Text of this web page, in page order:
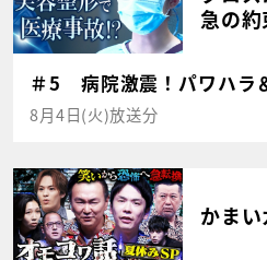
急の約
＃5 病院激震！パワハラ
8月4日(火)放送分
かまい